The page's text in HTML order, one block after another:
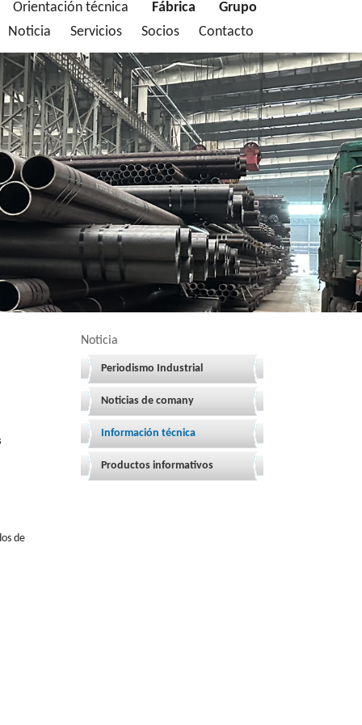
Orientación técnica Fábrica
Grupo
Noticia
Servicios Socios Contacto
Noticia
Periodismo Industrial
Noticias de comany
Información técnica
Productos informativos
de